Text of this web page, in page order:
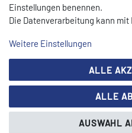
Karriere
Einstellungen benennen.
Die Datenverarbeitung kann
oder abgelehnt werden. Es
und die Einwilligung zu einem
zu widerrufen. Beachten Sie
Hinweise zur Verwendung
Weitere Einstellungen
ALLE
ALLE
AUSWAHL